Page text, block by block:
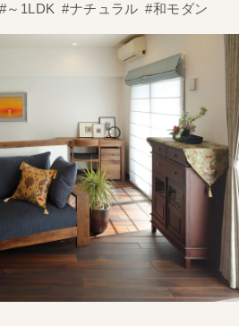
#～1LDK #ナチュラル #和モダン